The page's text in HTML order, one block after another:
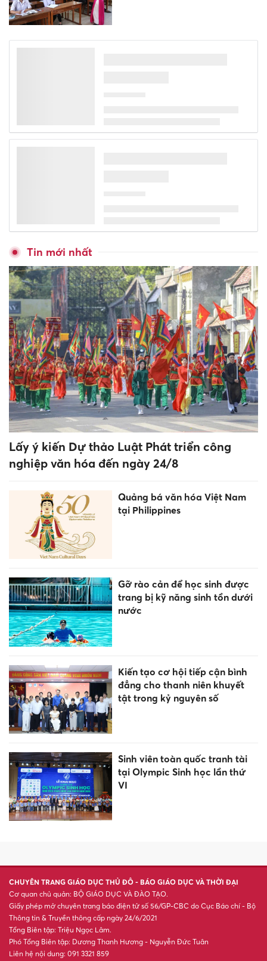
Đánh giá đúng năng lực giáo
Cháy lớn chợ Biên Hòa, nhiều
ki-ốt bị thiêu rụi
Nên chọn mẫu đồng hồ thông
minh trẻ em dưới 2 triệu nào
tốt nhất cho bé?
dùng mắc kẹt giữa tốc độ và
nội dung chiều sâu
nhiệm làm lãnh đạo, quản lý
trong 6 trường hợp
Google, mở startup
kiện lên thành phố
Hà Nội: Siết chặt hoạt động
bến bãi ven sông Cầu